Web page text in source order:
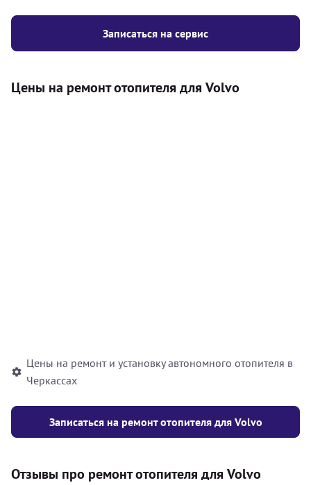
Записаться на сервис
Цены на ремонт отопителя для Volvo
Цены на ремонт и установку автономного отопителя в
Черкассах
Записаться на ремонт отопителя для Volvo
Отзывы про ремонт отопителя для Volvo